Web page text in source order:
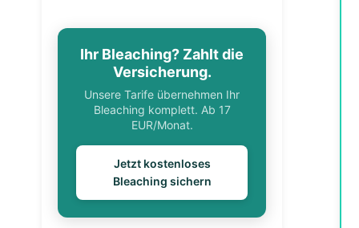
Ihr Bleaching? Zahlt die
Versicherung.
Unsere Tarife übernehmen Ihr
Bleaching komplett. Ab 17
EUR/Monat.
Jetzt kostenloses
Bleaching sichern